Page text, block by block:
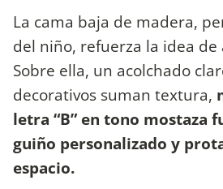
La cama baja de madera,
del niño, refuerza la idea
Sobre ella, un acolchado
decorativos suman textura,
letra “B” en tono mostaza
guiño personalizado y
espacio.